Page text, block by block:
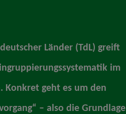
Länder (TdL) greift
im
Konkret geht es um den
– also die Grundlage